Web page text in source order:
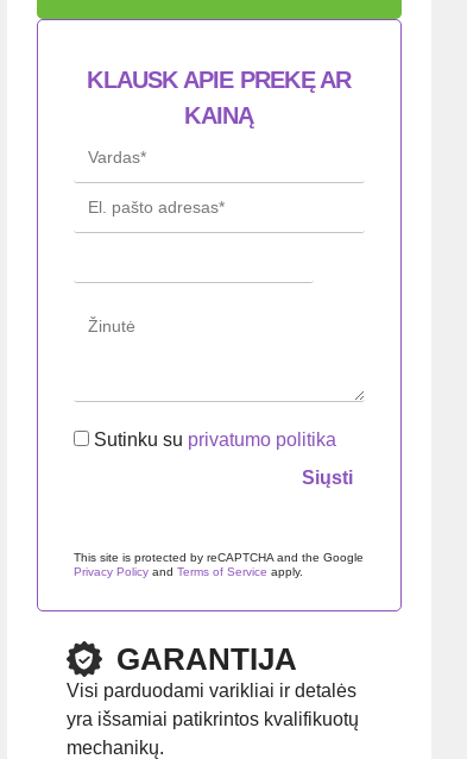
KLAUSK APIE PREKĘ AR
KAINĄ
Sutinku su privatumo politika
This site is protected by reCAPTCHA and the Google
Privacy Policyand Terms of Service apply.
GARANTIJA
Visi parduodami varikliai ir detalės
yra išsamiai patikrintos kvalifikuotų
mechanikų.